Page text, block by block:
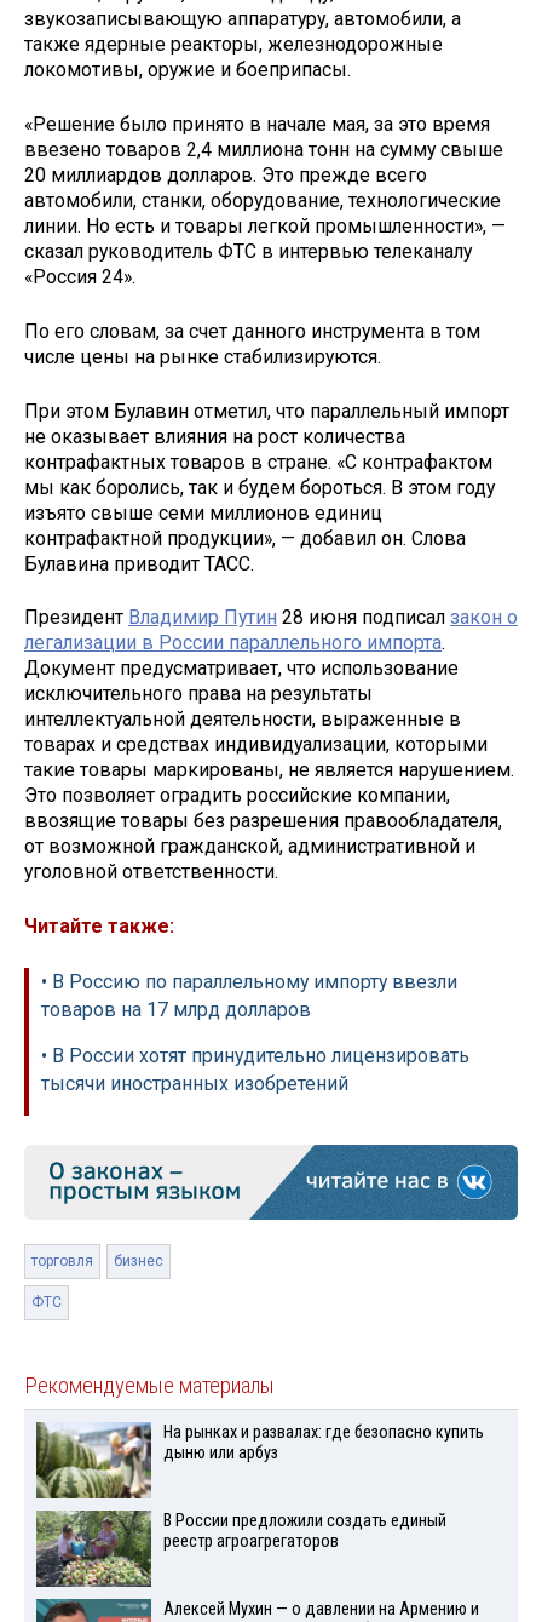
звукозаписывающую аппаратуру, автомобили, а
также ядерные реакторы, железнодорожные
локомотивы, оружие и боеприпасы.
«Решение было принято в начале мая, за это время
ввезено товаров 2,4 миллиона тонн на сумму свыше
20 миллиардов долларов. Это прежде всего
автомобили, станки, оборудование, технологические
линии. Но есть и товары легкой промышленности», —
сказал руководитель ФТС в интервью телеканалу
«Россия 24».
По его словам, за счет данного инструмента в том
числе цены на рынке стабилизируются.
При этом Булавин отметил, что параллельный импорт
не оказывает влияния на рост количества
контрафактных товаров в стране. «С контрафактом
мы как боролись, так и будем бороться. В этом году
изъято свыше семи миллионов единиц
контрафактной продукции», — добавил он. Слова
Булавина приводит ТАСС.
Президент Владимир Путин 28 июня подписал закон о
легализации в России параллельного импорта.
Документ предусматривает, что использование
исключительного права на результаты
интеллектуальной деятельности, выраженные в
товарах и средствах индивидуализации, которыми
такие товары маркированы, не является нарушением.
Это позволяет оградить российские компании,
ввозящие товары без разрешения правообладателя,
от возможной гражданской, административной и
уголовной ответственности.
Читайте также:
• В Россию по параллельному импорту ввезли
товаров на 17 млрд долларов
• В России хотят принудительно лицензировать
тысячи иностранных изобретений
торговля бизнес
ФТС
Рекомендуемые материалы
На рынках и развалах: где безопасно купить
дыню или арбуз
В России предложили создать единый
реестр агроагрегаторов
Алексей Мухин — о давлении на Армению и